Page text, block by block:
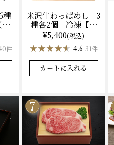
種
件
米沢牛わっぱめし 3
種各2個 冷凍【レ
ンジ調理】化粧箱入
¥5,400(税込)
★★★★★
★★★★★ 4.6 31件
カートに入れる